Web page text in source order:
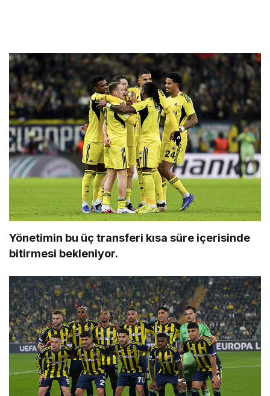
Yönetimin bu üç transferi kısa süre içerisinde
bitirmesi bekleniyor.